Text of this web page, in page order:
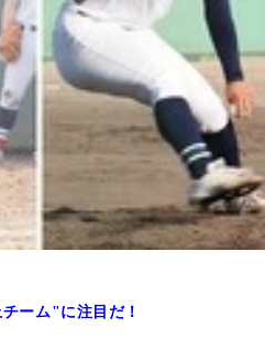
ーム"に注目だ！